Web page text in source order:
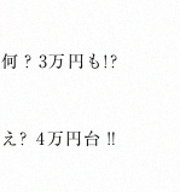
何？3万円も!?
え? 4万円台‼